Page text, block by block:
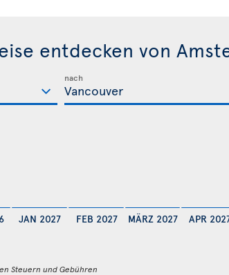
entdecken von
nach
JAN 2027 FEB 2027 MÄRZ 2027 APR
Steuern und Gebühren